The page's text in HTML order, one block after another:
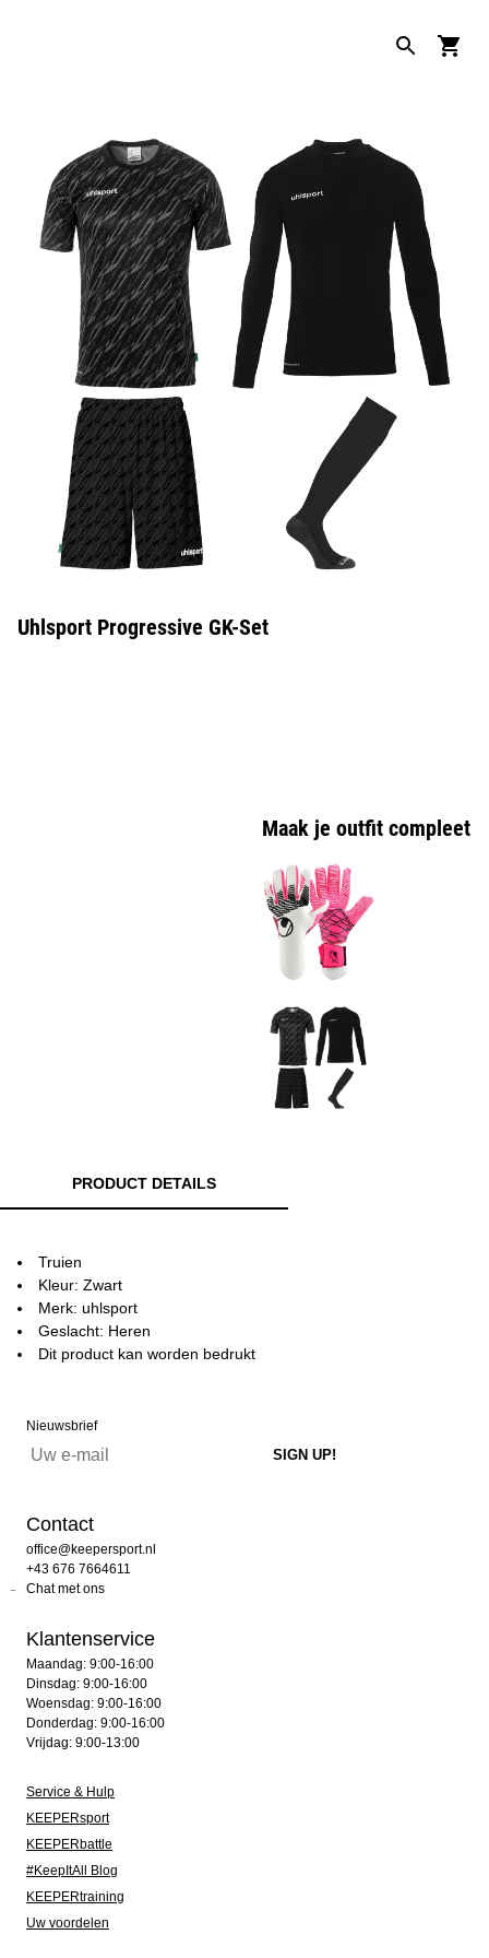
Uhlsport Progressive GK-Set
Maak je outfit compleet
PRODUCT DETAILS
Truien
Kleur: Zwart
Merk: uhlsport
Geslacht: Heren
Dit product kan worden bedrukt
Nieuwsbrief
Contact
office@keepersport.nl
+43 676 7664611
Chat met ons
Klantenservice
Maandag: 9:00-16:00
Dinsdag: 9:00-16:00
Woensdag: 9:00-16:00
Donderdag: 9:00-16:00
Vrijdag: 9:00-13:00
Service & Hulp
KEEPERsport
KEEPERbattle
#KeepItAll Blog
KEEPERtraining
Uw voordelen